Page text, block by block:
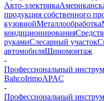
Авто-электрика
продукция собственного
кузовнойМеталлообработка
кондиционирования
рукамиСлесарный участок
автомобиляШиномонтаж
-
Профессиональный
BahcoIrimoAPAC
-
Профессиональный